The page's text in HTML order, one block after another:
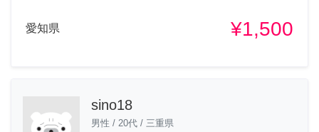
愛知県 ¥1,500
sino18
男性 / 20代 / 三重県